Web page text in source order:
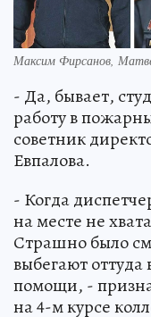
Максим Фирсанов,
- Да, бывает,
работу в
советник
Евпалова.
- Когда
на месте не
Страшно было
выбегают
помощи, -
на 4-м курсе